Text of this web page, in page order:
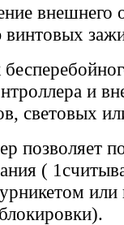
внешнего
и
световых
позволяет
(